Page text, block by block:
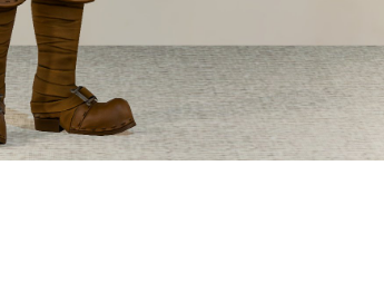
八分袖
東方風デザイン